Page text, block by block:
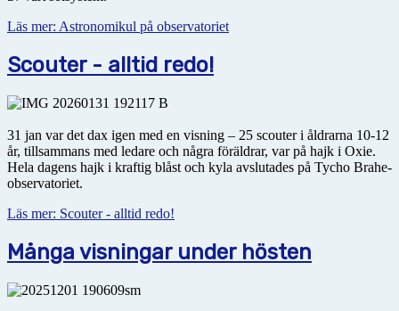
Läs mer: Astronomikul på observatoriet
Scouter - alltid redo!
31 jan var det dax igen med en visning – 25 scouter i åldrarna 10-12
år, tillsammans med ledare och några föräldrar, var på hajk i Oxie.
Hela dagens hajk i kraftig blåst och kyla avslutades på Tycho Brahe-
observatoriet.
Läs mer: Scouter - alltid redo!
Många visningar under hösten